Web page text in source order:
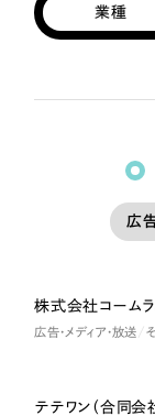
業種
広
株式会社コームラ
広告・メディア・放送
テテワン（合同会